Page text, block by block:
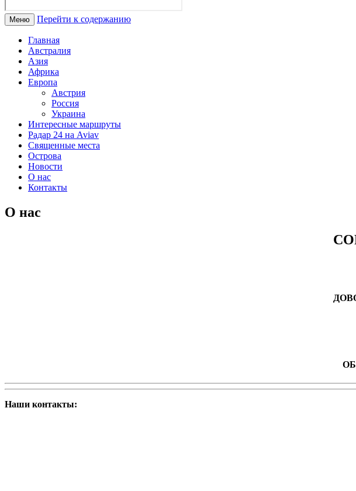
Меню Перейти к содержанию
Главная
Австралия
Азия
Африка
Европа
Австрия
Россия
Украина
Интересные маршруты
Радар 24 на Aviav
Священные места
Острова
Новости
О нас
Контакты
О нас
Наши контакты: